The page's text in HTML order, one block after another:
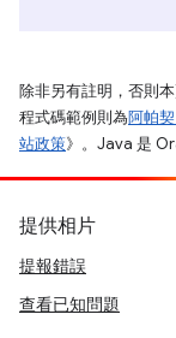
除非另有註明，否則
程式碼範例則為阿帕
站政策》。Java 是
提供相片
提報錯誤
查看已知問題